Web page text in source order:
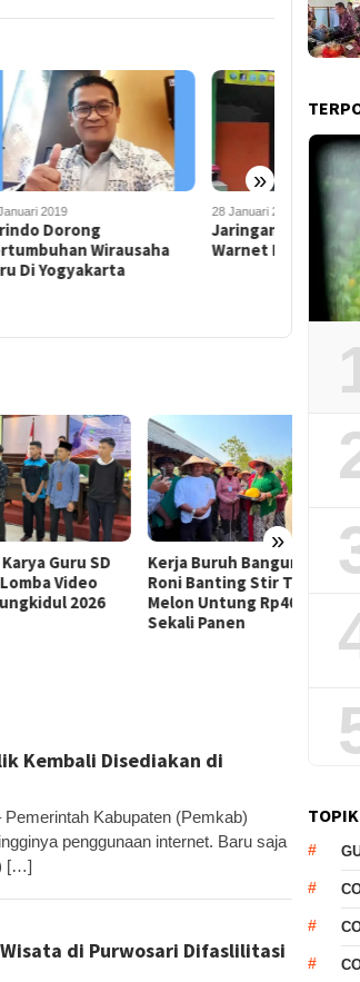
»
28 Januari 2015
Jaringan Error Pengusaha
Warnet Merugi
17 Oktober
Pasar
di
»
SD
Kerja Buruh Bangunan Sepi,
Roni Banting Stir Tanam
Melon Untung Rp40 Juta
Sekali Panen
Kembali Disediakan di
Kabupaten (Pemkab)
penggunaan internet. Baru saja
[…]
di Purwosari Difaslilitasi